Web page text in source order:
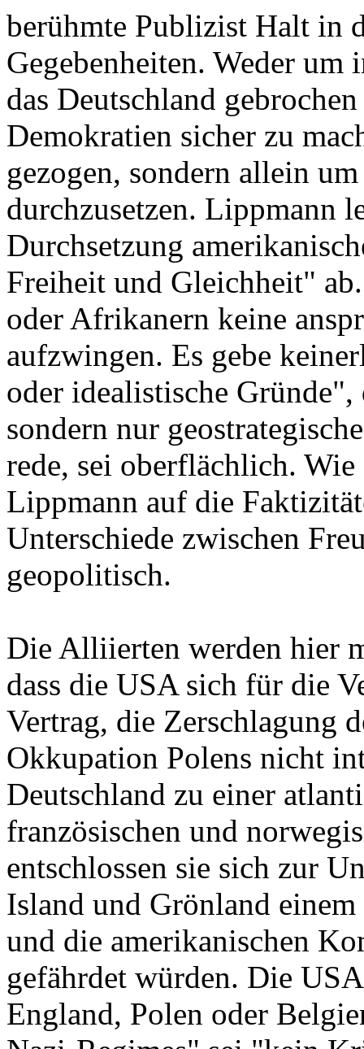
berühmte Publizist Halt in
Gegebenheiten. Weder um
das Deutschland
Demokratien sicher zu
gezogen, sondern allein
durchzusetzen. Lippmann
Durchsetzung
Freiheit und Gleichheit"
oder Afrikanern keine
aufzwingen. Es gebe
oder idealistische
sondern nur
rede, sei oberflächlich.
Lippmann auf die
Unterschiede zwischen
geopolitisch.
Die Alliierten werden hier
dass die USA sich für die
Vertrag, die Zerschlagung
Okkupation Polens nicht
Deutschland zu einer
französischen und
entschlossen sie sich zur
Island und Grönland
und die amerikanischen
gefährdet würden. Die
England, Polen oder